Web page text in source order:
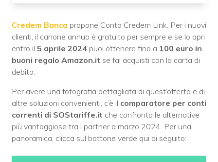
Credem Banca propone Conto Credem Link. Per i nuovi
clienti, il canone annuo è gratuito per sempre e se lo apri
entro il 5 aprile 2024 puoi ottenere fino a 100 euro in
buoni regalo Amazon.it se fai acquisti con la carta di
debito.
Per avere una fotografia dettagliata di quest’offerta e di
altre soluzioni convenienti, c’è il comparatore per conti
correnti di SOStariffe.it che confronta le alternative
più vantaggiose tra i partner a marzo 2024. Per una
panoramica, clicca sul bottone verde qui di seguito: